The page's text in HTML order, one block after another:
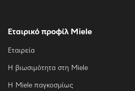
Εταιρικό προφίλ Miele
Εταιρεία
Η βιωσιμότητα στη Miele
Η Miele παγκοσμίως